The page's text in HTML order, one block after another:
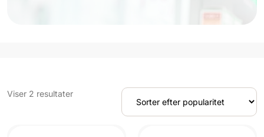
Viser 2 resultaterSorteret